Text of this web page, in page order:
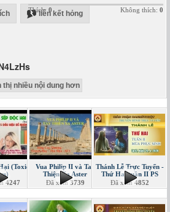
liên kết hỏng
Thích: 0 Không thích: 0
thị nhiều nội dung hơn
(Toxic
4247
Vua Philip II và Tay
Thiện Xạ Aster
Đã xem3739
Thánh Lễ Trực Tuyến -
Thứ Hai tuần II PS
Đã xem4852